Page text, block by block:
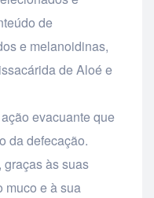
de
e melanoidinas,
de Aloé e
evacuante que
da defecação.
às suas
muco e à sua